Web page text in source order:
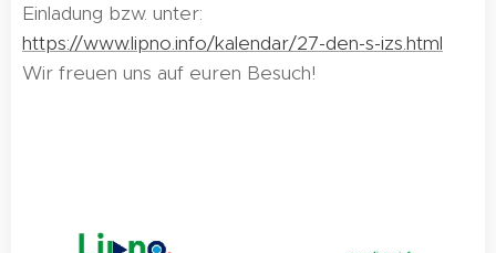
Einladung bzw. unter:
https://www.lipno.info/kalendar/27-den-s-izs.html
Wir freuen uns auf euren Besuch!